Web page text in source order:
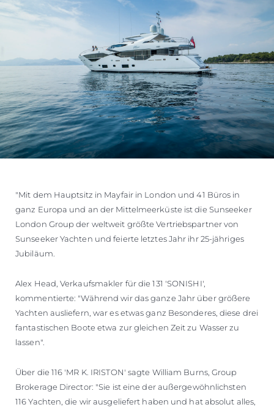
"Mit dem Hauptsitz in Mayfair in London und 41 Büros in
ganz Europa und an der Mittelmeerküste ist die Sunseeker
London Group der weltweit größte Vertriebspartner von
Sunseeker Yachten und feierte letztes Jahr ihr 25-jähriges
Jubiläum.
Alex Head, Verkaufsmakler für die 131 'SONISHI',
kommentierte: "Während wir das ganze Jahr über größere
Yachten ausliefern, war es etwas ganz Besonderes, diese drei
fantastischen Boote etwa zur gleichen Zeit zu Wasser zu
lassen".
Über die 116 'MR K. IRISTON' sagte William Burns, Group
Brokerage Director: "Sie ist eine der außergewöhnlichsten
116 Yachten, die wir ausgeliefert haben und hat absolut alles,